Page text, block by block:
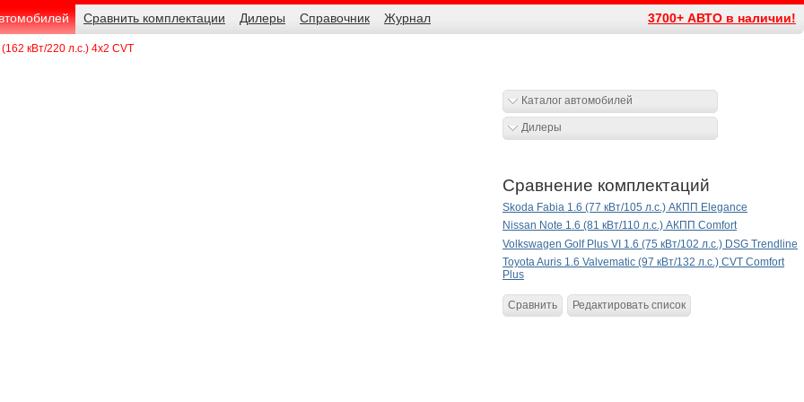
Сравнить комплектации Дилеры Справочник Журнал 3700+ АВТО в наличии!
кВт/220 л.с.) 4x2 CVT
Каталог автомобилей
Дилеры
Сравнение комплектаций
Skoda Fabia 1.6 (77 кВт/105 л.с.) АКПП Elegance
Nissan Note 1.6 (81 кВт/110 л.с.) АКПП Comfort
Volkswagen Golf Plus VI 1.6 (75 кВт/102 л.с.) DSG Trendline
Toyota Auris 1.6 Valvematic (97 кВт/132 л.с.) CVT Comfort
Plus
Сравнить Редактировать список